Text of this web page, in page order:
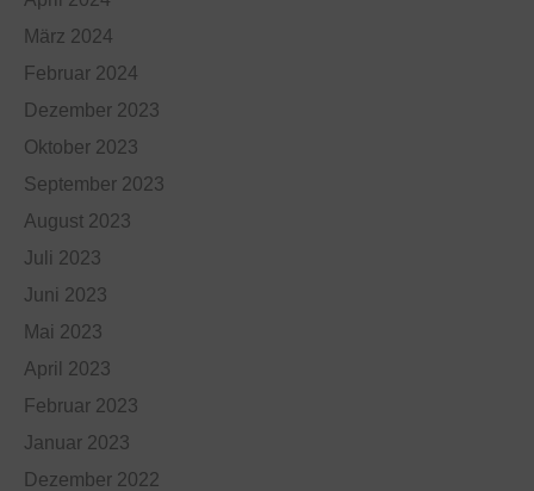
März 2024
Februar 2024
Dezember 2023
Oktober 2023
September 2023
August 2023
Juli 2023
Juni 2023
Mai 2023
April 2023
Februar 2023
Januar 2023
Dezember 2022